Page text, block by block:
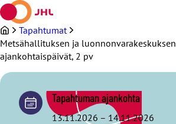
Siirry
sisältöön
Tapahtumat
Metsähallituksen ja luonnonvarakeskuksen
ajankohtaispäivät, 2 pv
Tapahtuman ajankohta
13.11.2026 – 14.11.2026